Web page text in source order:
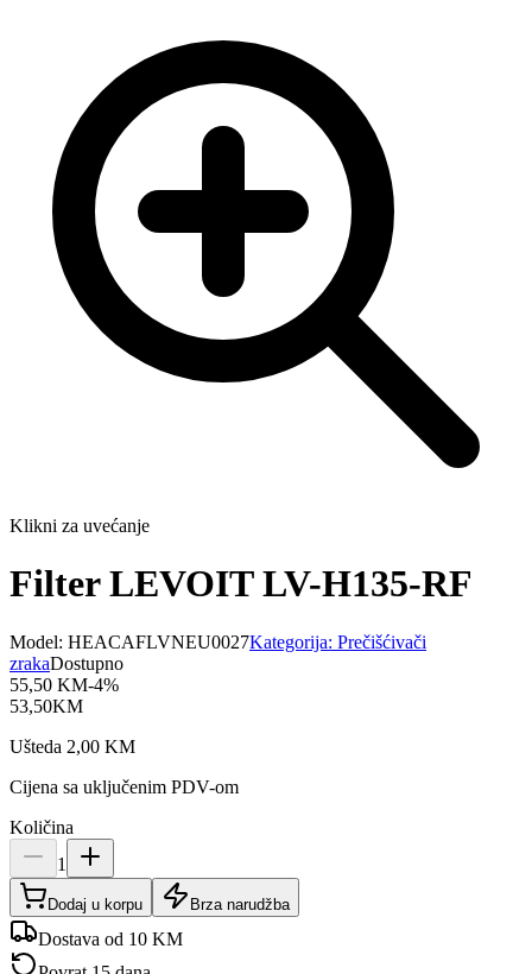
Klikni za uvećanje
Filter LEVOIT LV-H135-RF
Model: HEACAFLVNEU0027Kategorija: Prečišćivači
zrakaDostupno
55,50 KM-4%
53,50KM
Ušteda 2,00 KM
Cijena sa uključenim PDV-om
Količina
1
Dodaj u korpu Brza narudžba
Dostava od 10 KM